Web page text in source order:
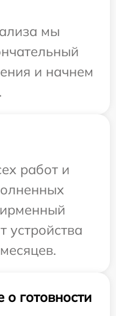
мы
и начнем
работ и
устройства
готовности